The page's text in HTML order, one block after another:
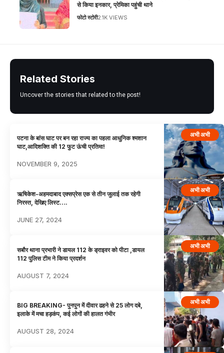
से किया इनकार, प्रेमिका पहुंची थाने
फोटो स्टोरी2.1K VIEWS
Related Stories
Uncover the stories that related to the post!
अभी अभी
पटना के बांस घाट पर बन रहा राज्य का पहला आधुनिक श्मशान
घाट,आदिशक्ति की 12 फुट ऊंची प्रतिमा!
NOVEMBER 9, 2025
अभी अभी
ऋषिकेश-अहमदाबाद एक्सप्रेस एक से तीन जुलाई तक रहेगी
निरस्त, देखिए लिस्ट….
JUNE 27, 2024
अभी अभी
सबौर थाना प्रभारी ने डायल 112 के ड्राइवर को पीटा ,डायल
112 पुलिस टीम ने किया प्रदर्शन
AUGUST 7, 2024
अभी अभी
BIG BREAKING- पुनपुन में दीवार ढहने से 25 लोग दबे,
इलाके में मचा हड़कंप, कई लोगों की हालत गंभीर
AUGUST 28, 2024